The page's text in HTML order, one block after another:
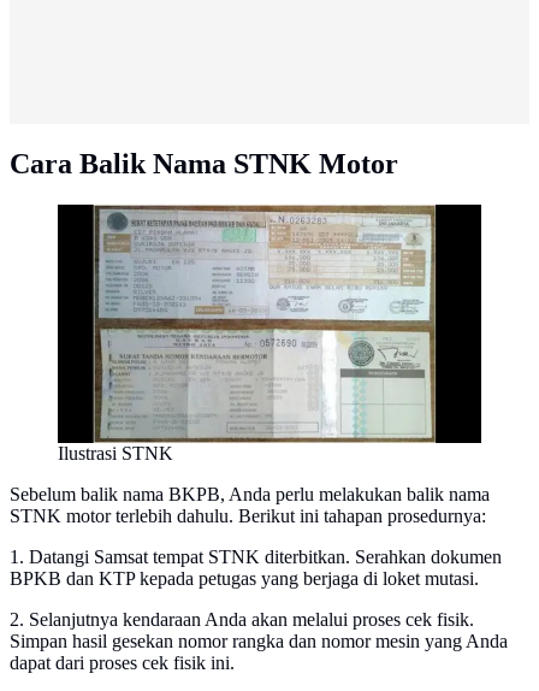
Cara Balik Nama STNK Motor
Ilustrasi STNK
Sebelum balik nama BKPB, Anda perlu melakukan balik nama
STNK motor terlebih dahulu. Berikut ini tahapan prosedurnya:
1. Datangi Samsat tempat STNK diterbitkan. Serahkan dokumen
BPKB dan KTP kepada petugas yang berjaga di loket mutasi.
2. Selanjutnya kendaraan Anda akan melalui proses cek fisik.
Simpan hasil gesekan nomor rangka dan nomor mesin yang Anda
dapat dari proses cek fisik ini.